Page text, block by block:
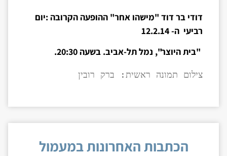
דודי בר דוד "מישהו אחר" ההופעה הקרובה :יום
רביעי ה- 12.2.14
"בית היוצר", נמל תל-אביב. בשעה 20:30.
צילום תמונה ראשית: ברק רובין
הכתבות האחרונות במעמול